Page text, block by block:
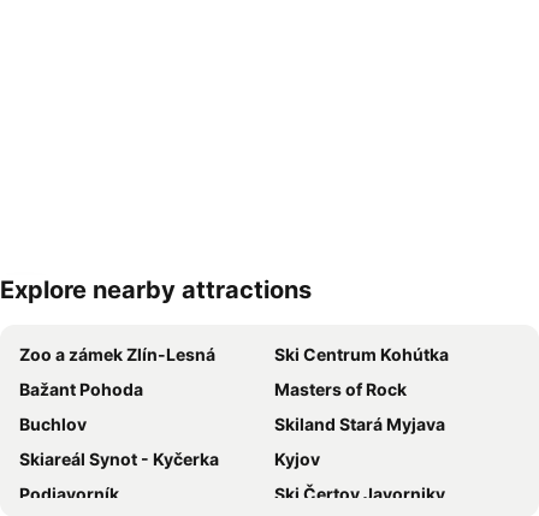
Explore nearby attractions
Zoo a zámek Zlín-Lesná
Ski Centrum Kohútka
Bažant Pohoda
Masters of Rock
Buchlov
Skiland Stará Myjava
Skiareál Synot - Kyčerka
Kyjov
Podjavorník
Ski Čertov Javorniky